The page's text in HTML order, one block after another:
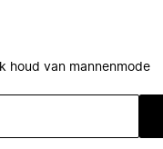
Ik houd van mannenmode